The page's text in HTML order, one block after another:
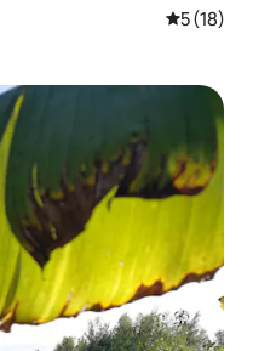
Scor
5 (18)